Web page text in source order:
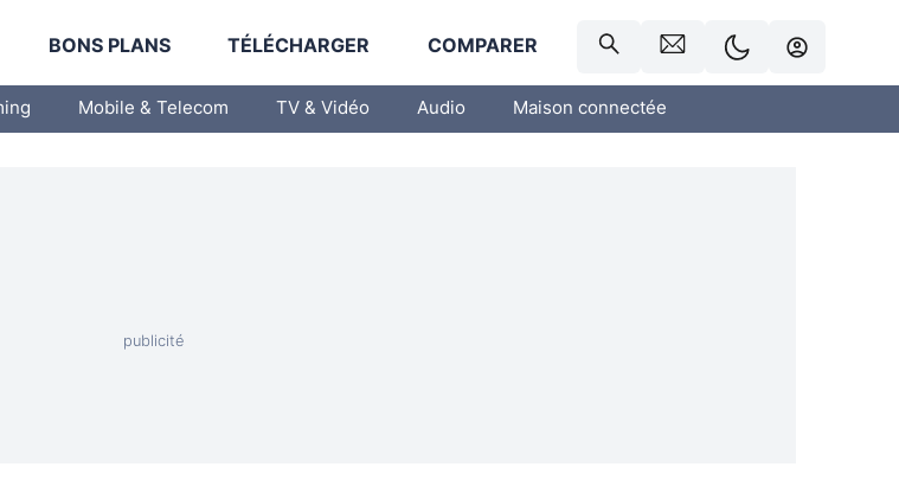
BONS PLANS TÉLÉCHARGER COMPARER
Mobile & Telecom TV & Vidéo Audio Maison connectée